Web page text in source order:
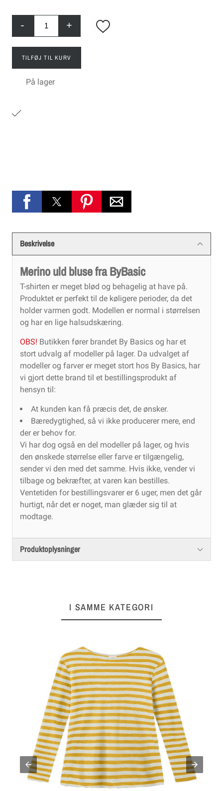
- +
TILFØJ TIL KURV
På lager
Beskrivelse
Merino uld bluse fra ByBasic
T-shirten er meget blød og behagelig at have på.
Produktet er perfekt til de køligere perioder, da det
holder varmen godt. Modellen er normal i størrelsen
og har en lige halsudskæring.
OBS! Butikken fører brandet By Basics og har et
stort udvalg af modeller på lager. Da udvalget af
modeller og farver er meget stort hos By Basics, har
vi gjort dette brand til et bestillingsprodukt af
hensyn til:
At kunden kan få præcis det, de ønsker.
Bæredygtighed, så vi ikke producerer mere, end
der er behov for.
Vi har dog også en del modeller på lager, og hvis
den ønskede størrelse eller farve er tilgængelig,
sender vi den med det samme. Hvis ikke, vender vi
tilbage og bekræfter, at varen kan bestilles.
Ventetiden for bestillingsvarer er 6 uger, men det går
hurtigt, når det er noget, man glæder sig til at
modtage.
Produktoplysninger
I SAMME KATEGORI